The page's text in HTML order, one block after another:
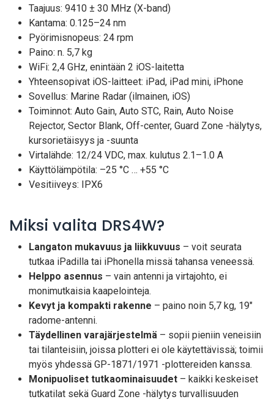
Taajuus: 9410 ± 30 MHz (X-band)
Kantama: 0.125–24 nm
Pyörimisnopeus: 24 rpm
Paino: n. 5,7 kg
WiFi: 2,4 GHz, enintään 2 iOS-laitetta
Yhteensopivat iOS-laitteet: iPad, iPad mini, iPhone
Sovellus: Marine Radar (ilmainen, iOS)
Toiminnot: Auto Gain, Auto STC, Rain, Auto Noise
Rejector, Sector Blank, Off-center, Guard Zone -hälytys,
kursorietäisyys ja -suunta
Virtalähde: 12/24 VDC, max. kulutus 2.1–1.0 A
Käyttölämpötila: –25 °C … +55 °C
Vesitiiveys: IPX6
Miksi valita DRS4W?
Langaton mukavuus ja liikkuvuus – voit seurata
tutkaa iPadilla tai iPhonella missä tahansa veneessä.
Helppo asennus – vain antenni ja virtajohto, ei
monimutkaisia kaapelointeja.
Kevyt ja kompakti rakenne – paino noin 5,7 kg, 19"
radome-antenni.
Täydellinen varajärjestelmä – sopii pieniin veneisiin
tai tilanteisiin, joissa plotteri ei ole käytettävissä; toimii
myös yhdessä GP-1871/1971 -plottereiden kanssa.
Monipuoliset tutkaominaisuudet – kaikki keskeiset
tutka­tilat sekä Guard Zone -hälytys turvallisuuden